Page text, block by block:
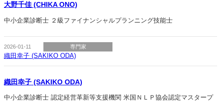
大野千佳 (CHIKA ONO)
中小企業診断士 ２級ファイナンシャルプランニング技能士
2026-01-11 専門家
織田幸子 (SAKIKO ODA)
織田幸子 (SAKIKO ODA)
中小企業診断士 認定経営革新等支援機関 米国ＮＬＰ協会認定マスタープ